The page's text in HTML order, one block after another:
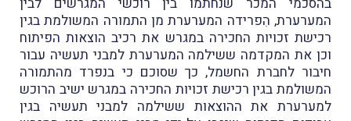
המערערת, הִפרידה המערערת מן התמורה המשולמת בגין
רכישת זכויות החכירה במגרש את רכיב הוצאות הפיתוח
וכן את המקדמה ששילמה המערערת למבני תעשיה עבור
חיבור לחברת החשמל, כך שסוכם כי בנפרד מהתמורה
המשולמת בגין רכישת זכויות החכירה במגרש ישיב הרוכש
למערערת את ההוצאות ששילמה למבני תעשיה בגין